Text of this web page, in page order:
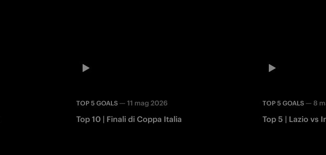
TOP 5 GOALS —11 mag 2026
Top 10 | Finali di Coppa Italia
TOP 5 GOALS— 8
Top 5 | Lazio vs